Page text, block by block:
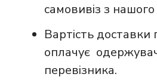
самовивіз з нашого
Вартість доставки
оплачує
перевізника.